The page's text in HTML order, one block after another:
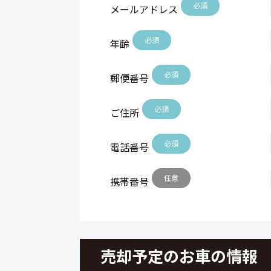
メールアドレス 必須
年齢 必須
郵便番号 必須
ご住所 必須
電話番号 必須
携帯番号 任意
売却予定のお車の情報